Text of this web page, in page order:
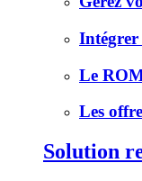
Intégrer
Le
Les
Solution